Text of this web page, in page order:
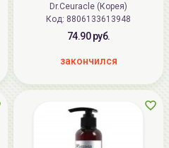
Dr.Ceuracle (Корея)
Код: 8806133613948
74.90 руб.
закончился